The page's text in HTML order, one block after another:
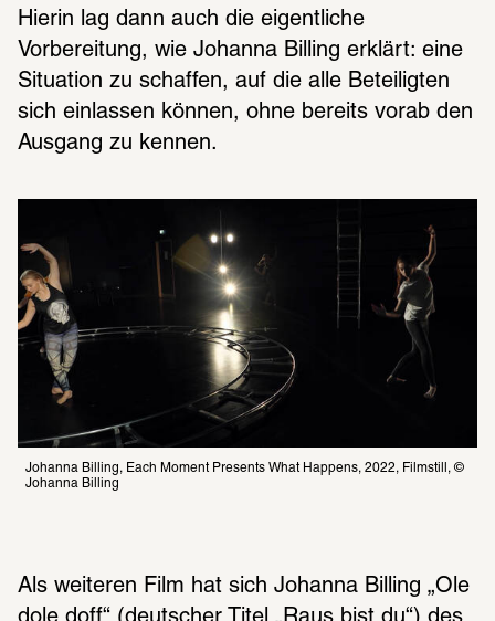
Hierin lag dann auch die eigentliche
Vorbereitung, wie Johanna Billing erklärt: eine
Situation zu schaffen, auf die alle Beteiligten
sich einlassen können, ohne bereits vorab den
Ausgang zu kennen.
Johanna Billing, Each Moment Presents What Happens, 2022, Filmstill, ©
Johanna Billing
Als weiteren Film hat sich Johanna Billing „Ole